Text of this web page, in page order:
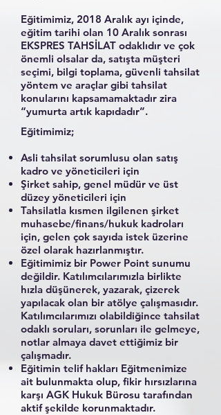
Eğitimimiz, 2018 Aralık ayı içinde,
eğitim tarihi olan 10 Aralık sonrası
EKSPRES TAHSİLAT odaklıdır ve çok
önemli olsalar da, satışta müşteri
seçimi, bilgi toplama, güvenli tahsilat
yöntem ve araçlar gibi tahsilat
konularını kapsamamaktadır zira
“yumurta artık kapıdadır”.
Eğitimimiz;
Asli tahsilat sorumlusu olan satış
kadro ve yöneticileri için
Şirket sahip, genel müdür ve üst
düzey yöneticileri için
Tahsilatla kısmen ilgilenen şirket
muhasebe/finans/hukuk kadroları
için, gelen çok sayıda istek üzerine
özel olarak hazırlanmıştır.
Eğitimimiz bir Power Point sunumu
değildir. Katılımcılarımızla birlikte
hızla düşünerek, yazarak, çizerek
yapılacak olan bir atölye çalışmasıdır.
Katılımcılarımızı olabildiğince tahsilat
odaklı soruları, sorunları ile gelmeye,
notlar almaya davet ettiğimiz bir
çalışmadır.
Eğitimin telif hakları Eğitmenimize
ait bulunmakta olup, fikir hırsızlarına
karşı AGK Hukuk Bürosu tarafından
aktif şekilde korunmaktadır.